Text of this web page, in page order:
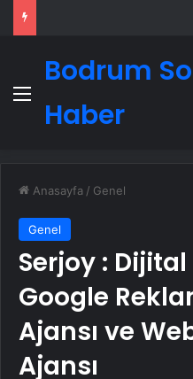
Menü
Bodrum
Haber
Anasayfa / Genel
Genel
Serjoy :
Google
Ajansı ve
Ajansı